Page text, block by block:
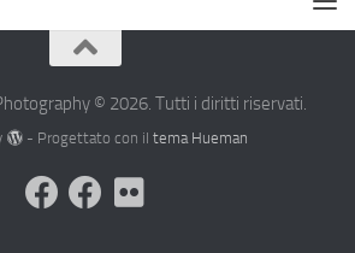
© 2026. Tutti i diritti riservati.
- Progettato con il tema Hueman